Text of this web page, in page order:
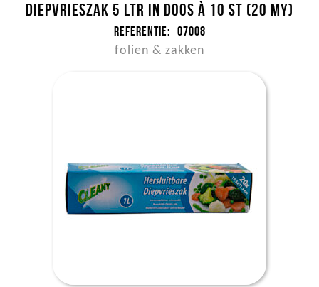
Diepvrieszak 5 ltr in doos à 10 st (20 my)
Referentie: 07008
folien & zakken